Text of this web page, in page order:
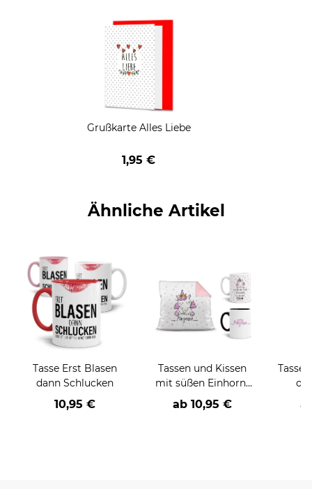
Grußkarte Alles Liebe
1,95 €
Ähnliche Artikel
Tasse Erst Blasen
dann Schlucken
10,95 €
Tassen und Kissen
mit süßen Einhorn-
Motiven
ab 10,95 €
Tasse